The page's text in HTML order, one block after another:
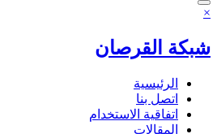
×
شبكة القرصان
الرئيسية
اتصل بنا
اتفاقية الاستخدام
المقالات